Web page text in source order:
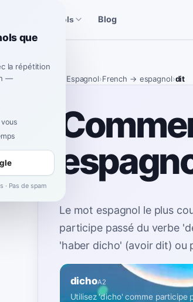
Outils espagnols Blog
Espagnol›French → espagnol›dit
Le mot espagnol le plus
participe passé du verbe
'haber dicho' (avoir dit) ou
dichoA2
Utilisez 'dicho' comme
que
la répétition
—
· Pas de spam